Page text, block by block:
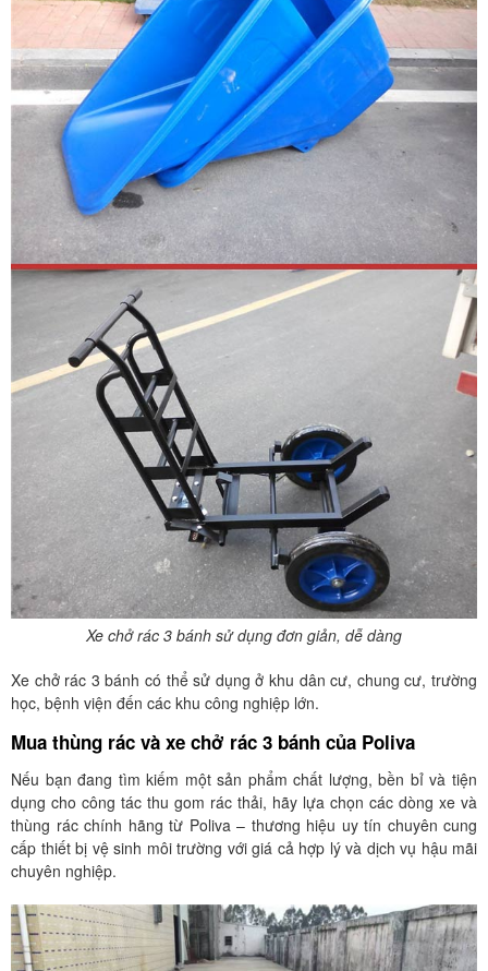
Xe chở rác 3 bánh sử dụng đơn giản, dễ dàng
Xe chở rác 3 bánh có thể sử dụng ở khu dân cư, chung cư, trường
học, bệnh viện đến các khu công nghiệp lớn.
Mua thùng rác và xe chở rác 3 bánh của Poliva
Nếu bạn đang tìm kiếm một sản phẩm chất lượng, bền bỉ và tiện
dụng cho công tác thu gom rác thải, hãy lựa chọn các dòng xe và
thùng rác chính hãng từ Poliva – thương hiệu uy tín chuyên cung
cấp thiết bị vệ sinh môi trường với giá cả hợp lý và dịch vụ hậu mãi
chuyên nghiệp.